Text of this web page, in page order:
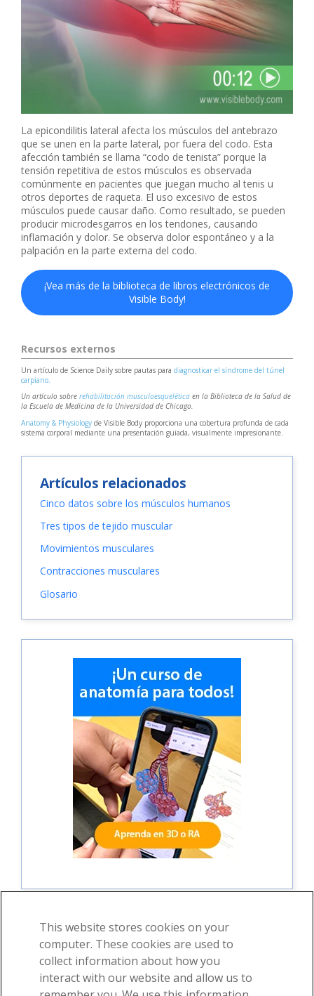
La epicondilitis lateral afecta los músculos del antebrazo
que se unen en la parte lateral, por fuera del codo. Esta
afección también se llama “codo de tenista” porque la
tensión repetitiva de estos músculos es observada
comúnmente en pacientes que juegan mucho al tenis u
otros deportes de raqueta. El uso excesivo de estos
músculos puede causar daño. Como resultado, se pueden
producir microdesgarros en los tendones, causando
inflamación y dolor. Se observa dolor espontáneo y a la
palpación en la parte externa del codo.
¡Vea más de la biblioteca de libros electrónicos de
Visible Body!
Recursos externos
Un artículo de Science Daily sobre pautas para diagnosticar el síndrome del túnel
carpiano.
Un artículo sobre rehabilitación musculoesquelética en la Biblioteca de la Salud de
la Escuela de Medicina de la Universidad de Chicago.
Anatomy & Physiology de Visible Body proporciona una cobertura profunda de cada
sistema corporal mediante una presentación guiada, visualmente impresionante.
Artículos relacionados
Cinco datos sobre los músculos humanos
Tres tipos de tejido muscular
Movimientos musculares
Contracciones musculares
Glosario
©2026 Visible Body, una división de Cengage Learning
Términos de uso
Privacidad Permisos
This website stores cookies on your
computer. These cookies are used to
collect information about how you
interact with our website and allow us to